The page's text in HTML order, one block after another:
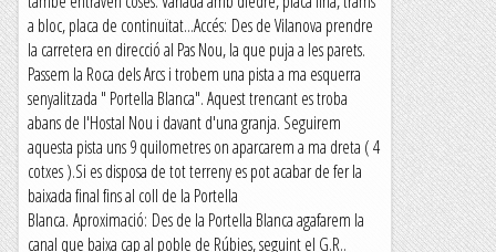
a bloc, placa de continuïtat...Accés: Des de Vilanova prendre
la carretera en direcció al Pas Nou, la que puja a les parets.
Passem la Roca dels Arcs i trobem una pista a ma esquerra
senyalitzada " Portella Blanca". Aquest trencant es troba
abans de l'Hostal Nou i davant d'una granja. Seguirem
aquesta pista uns 9 quilometres on aparcarem a ma dreta ( 4
cotxes ).Si es disposa de tot terreny es pot acabar de fer la
baixada final fins al coll de la Portella
Blanca. Aproximació: Des de la Portella Blanca agafarem la
canal que baixa cap al poble de Rúbies, seguint el G.R..